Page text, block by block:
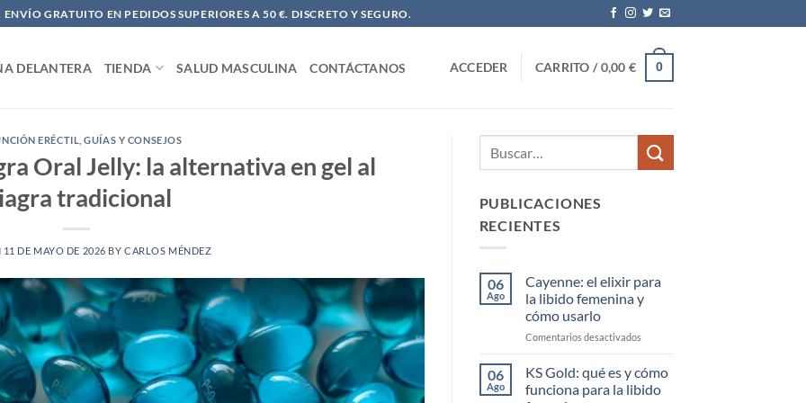
GRATUITO EN PEDIDOS SUPERIORES A 50 €. DISCRETO Y SEGURO.
DELANTERA TIENDA SALUD MASCULINA CONTÁCTANOS ACCEDER CARRITO /0,00€ 0
ERÉCTIL ,GUÍAS Y CONSEJOS
Oral Jelly: la alternativa en gel al
tradicional
11 DE MAYO DE 2026 BYCARLOS MÉNDEZ
PUBLICACIONES
RECIENTES
06
Ago
Cayenne: el elixir para
la libido femenina y
cómo usarlo
Comentarios desactivadosen
el
elixir
para
06
Ago
KS Gold: qué es y cómo
funciona para la libido